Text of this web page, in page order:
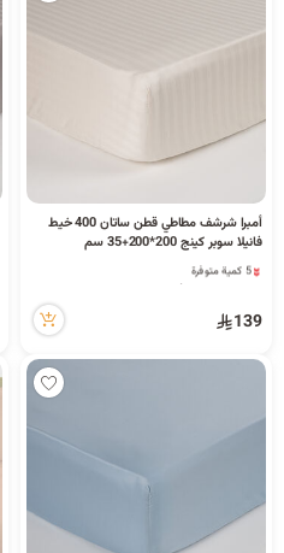
أمبرا شرشف مطاطي قطن ساتان 400 خيط
فانيلا سوبر كينج 200*200+35 سم
5 كمية متوفرة
5 كمية متوفرة
1 مشاهدة مؤخراً
139